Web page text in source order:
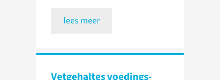
lees meer
Vetgehaltes voedings­